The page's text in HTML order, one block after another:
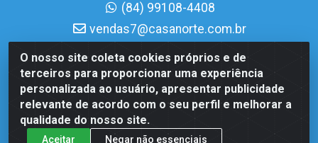
O nosso site coleta cookies próprios e de
terceiros para proporcionar uma experiência
personalizada ao usuário, apresentar publicidade
relevante de acordo com o seu perfil e melhorar a
qualidade do nosso site.
Aceitar Negar não essenciais
(84) 99108-4408
vendas7@casanorte.com.br
Casa Norte LTDA - Av. Interventor Mário Câmara, 1815 -
Dix-Sept Rosado, Natal/RN - CEP 59054-600 - CNPJ
08.713.513/0001-51